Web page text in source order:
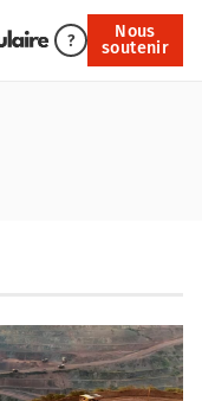
?
Nous
soutenir